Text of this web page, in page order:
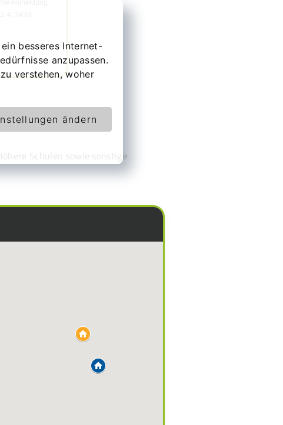
besseres Internet-
anzupassen.
verstehen, woher
ändern
Schulen sowie sonstige